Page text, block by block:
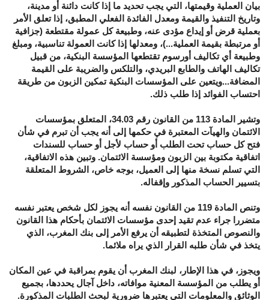
بيان العملية وقيمتها، التي يجب تحديد ما إذا كانت دائنة أو مدينة،
وتاريخ التنفيذ والقيمة ومعدل الفائدة الفعلي المطبق، إذا تعلق الأمر
بعملية قرض أو إيداع مؤدى عنه، وطبيعة كل عمولة مقتطعة (جزافية
أو مرتبطة بقيمة العملية...)، ومعدلها إذا كانت العمولة تناسبية، ومبلغ
وطبيعة أي تكاليف أورسوم تقتطعها المؤسسة البنكية، من قبيل
تكاليف الهاتف والطابع البريدي، والتلكس والضريبة على القيمة
المضافة...ويتعين على المؤسسات البنكية تمكين الزبون من طريقة
احتساب الفوائد إذا طلب ذلك.
وتشير المادة 113 من القانون رقم 34.03، المتعلق بمؤسسات
الائتمان والهيآت المعتبرة في حكمها إلى أنه يجب أن تبرم في شأن
فتح كل حساب تحت الطلب أو حساب لأجل أو حساب للسندات
اتفاقية مكتوبة بين الزبون ومؤسسة الائتمان. وتبين هذه الاتفاقية،
التي تسلم نسخة منها إلى العميل، بوجه خاص، الشروط المتعلقة
بتسيير الحساب المذكور وإقفاله.
وتنص المادة 119 من القانون نفسه أنه يجوز لكل شخص يعتبر نفسه
متضررا جراء عدم تقيد إحدى مؤسسات الائتمان بأحكام هذا القانون
والنصوص المتخذة لتطبيقه أن يرفع الأمر إلى بنك المغرب، الذي
يتخذ في شأن طلبه القرار الذي يراه ملائما.
ويجوز، في هذا الإطار، لبنك المغرب أن يقوم بمراقبة في عين المكان
أو يطلب من المؤسسة المعنية موافاته، داخل آجال يحددها، بجميع
الوثائق والمعلومات التي يعتبرها ضرورية لبحث الطلبات المذكورة.